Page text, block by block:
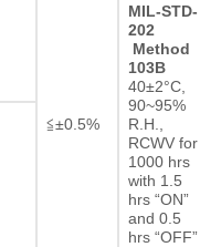
≦±0.5%
MIL-STD-
202
Method
103B
40±2°C,
90~95%
R.H.,
RCWV for
1000 hrs
with 1.5
hrs “ON”
and 0.5
hrs “OFF”